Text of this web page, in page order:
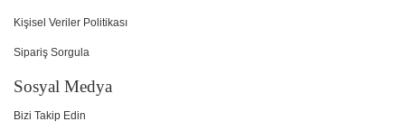
Kişisel Veriler Politikası
Sipariş Sorgula
Sosyal Medya
Bizi Takip Edin